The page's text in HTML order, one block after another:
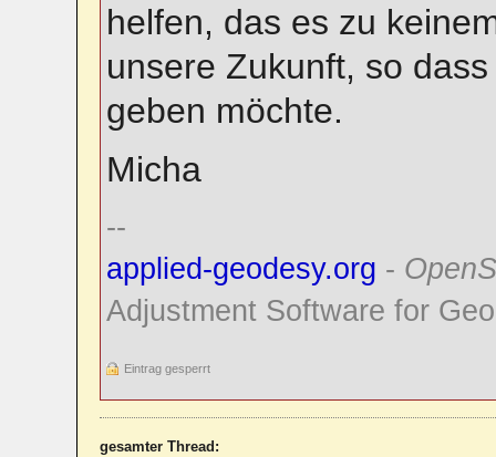
helfen, das es zu
unsere Zukunft, so
geben möchte.
Micha
--
applied-geodesy.org -
Adjustment Software for
Eintrag gesperrt
gesamter Thread: